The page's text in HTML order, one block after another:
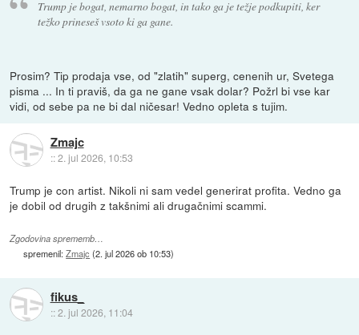
Trump je bogat, nemarno bogat, in tako ga je težje podkupiti, ker
težko prineseš vsoto ki ga gane.
Prosim? Tip prodaja vse, od "zlatih" superg, cenenih ur, Svetega
pisma ... In ti praviš, da ga ne gane vsak dolar? Požrl bi vse kar
vidi, od sebe pa ne bi dal ničesar! Vedno opleta s tujim.
Zmajc
::2. jul 2026, 10:53
Trump je con artist. Nikoli ni sam vedel generirat profita. Vedno ga
je dobil od drugih z takšnimi ali drugačnimi scammi.
Zgodovina sprememb…
spremenil:Zmajc (2. jul 2026 ob 10:53)
fikus_
::2. jul 2026, 11:04